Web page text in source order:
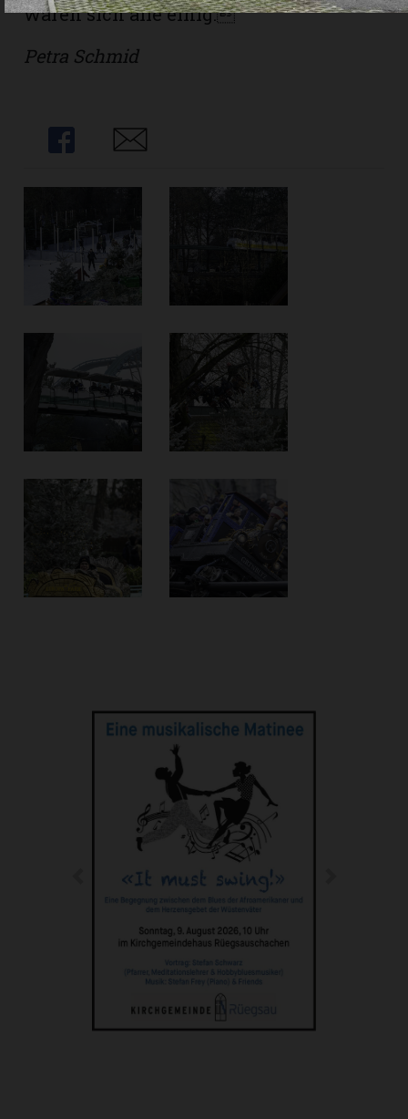
waren sich alle einig.
Petra Schmid
Share Share